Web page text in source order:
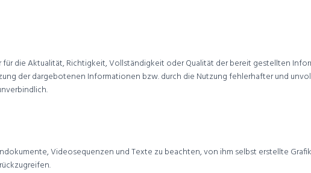
die Aktualität, Richtigkeit, Vollständigkeit oder Qualität der bereit gestellten
der dargebotenen Informationen bzw. durch die Nutzung fehlerhafter und
Videosequenzen und Texte zu beachten, von ihm selbst erstellte